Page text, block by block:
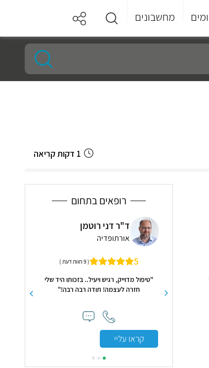
מחשבונים
1 דקות קריאה
רופאים בתחום
ובמרפאתה
ד"ר דני רוטמן
אורתופדיה
5 ( 9 חוות דעת )
"טיפול מדוייק, רגיש ויעיל.. בזכותו היד שלי
חזרה לעצמה! תודה רבה רבה!"
קראו עליי